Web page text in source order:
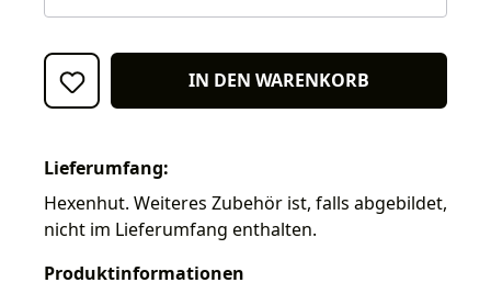
IN DEN WARENKORB
Lieferumfang:
Hexenhut. Weiteres Zubehör ist, falls abgebildet,
nicht im Lieferumfang enthalten.
Produktinformationen